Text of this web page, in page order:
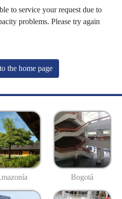
to service your request due to
problems. Please try again
the home page
Bogotá